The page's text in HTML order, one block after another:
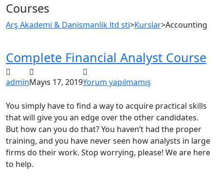
Courses
Arş Akademi & Danismanlik ltd sti>Kurslar>Accounting
Complete Financial Analyst Course
adminMayıs 17, 2019Yorum yapılmamış
You simply have to find a way to acquire practical skills
that will give you an edge over the other candidates.
But how can you do that? You haven’t had the proper
training, and you have never seen how analysts in large
firms do their work. Stop worrying, please! We are here
to help.